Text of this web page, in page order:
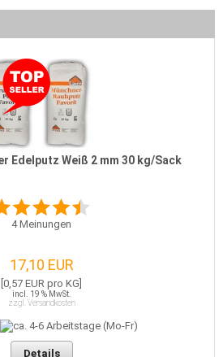
Edelputz Weiß 2 mm 30 kg/Sack
4Meinungen
17,10 EUR
[0,57 EUR pro KG]
incl. 19 % MwSt.
zzgl. Versandkosten
Details